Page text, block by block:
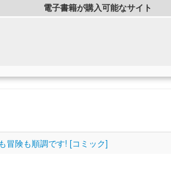
電子書籍が購入可能なサイト
冒険も順調です! [コミック]